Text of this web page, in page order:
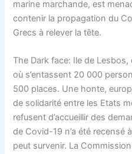
marine marchande, est
contenir la propagation du
Grecs à relever la tête.
The Dark face: Ile de
où s’entassent 20 000
500 places. Une honte,
de solidarité entre les Etats
refusent d’accueillir des
de Covid-19 n’a été recensé
peut survenir. La